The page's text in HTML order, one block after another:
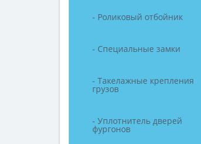
- Роликовый отбойник
- Специальные замки
- Такелажные крепления
грузов
- Уплотнитель дверей
фургонов